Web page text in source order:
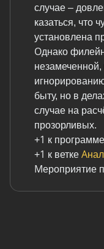
случае –
казаться, что
установлена
Однако
быту, но в
случае на
прозорливых.
+1 к программе
+1 к ветке
Мероприятие
случае –
казаться, что
установлена
Однако
быту, но в
случае на
прозорливых.
+1 к программе
+1 к ветке
Мероприятие